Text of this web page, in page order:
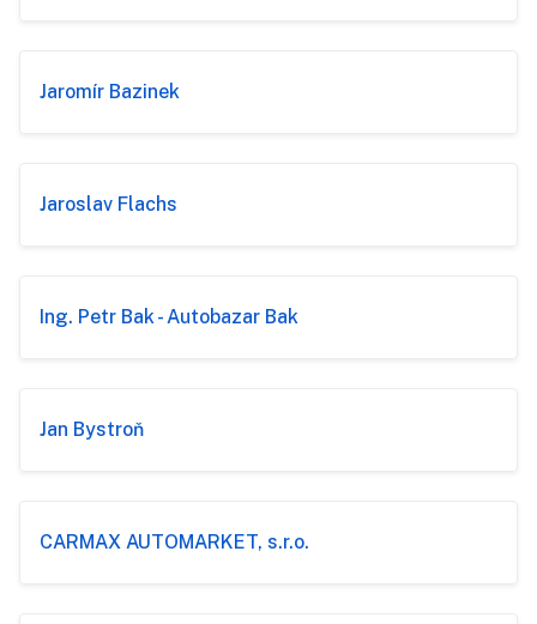
Jaromír Bazinek
Jaroslav Flachs
Ing. Petr Bak - Autobazar Bak
Jan Bystroň
CARMAX AUTOMARKET, s.r.o.